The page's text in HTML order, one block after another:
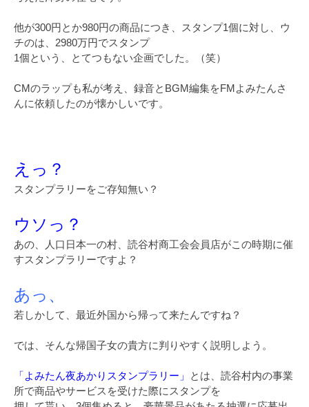
他が300円とか980円の商品につき、スタンプ1個に対し、ウ
チのは、2980万円でスタンプ
1個という、とてつもない企画でした。（笑）
CMのラップも私が考え、録音とBGM編集をFMよみたんさ
んに依頼したのが懐かしいです。
えっ？
スタンプラリーをご存知無い？
ウソっ？
あの、人口日本一の村、読谷村商工会会員店がこの時期に催
すスタンプラリーですよ？
あっ、
若しかして、最近外国から帰って来たんですね？
では、そんな帰国子女の貴方に判りやすく説明しよう。
「よみたん夜あかりスタンプラリー」
とは、読谷村内の事業
所で商品やサービスを受けた際にスタンプを